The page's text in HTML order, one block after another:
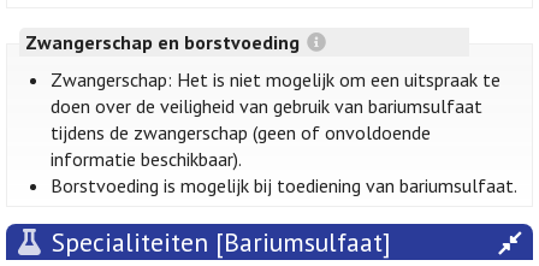
Zwangerschap en borstvoeding
Zwangerschap: Het is niet mogelijk om een uitspraak te
doen over de veiligheid van gebruik van bariumsulfaat
tijdens de zwangerschap (geen of onvoldoende
informatie beschikbaar).
Borstvoeding is mogelijk bij toediening van bariumsulfaat.
Specialiteiten [Bariumsulfaat]